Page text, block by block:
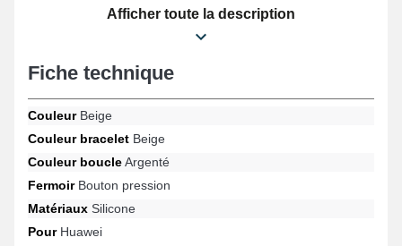
une expérience utilisateur optimale pour toutes les occasions.
Afficher toute la description
Fiche technique
CouleurBeige
Couleur bracelet Beige
Couleur boucleArgenté
FermoirBouton pression
Matériaux Silicone
PourHuawei